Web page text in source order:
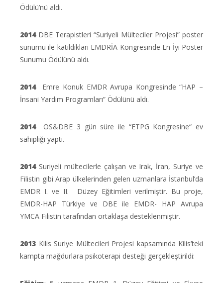
Ödülü’nü aldı.
2014DBE Terapistleri “Suriyeli Mülteciler Projesi” poster
sunumu ile katıldıkları EMDRİA Kongresinde En İyi Poster
Sunumu Ödülünü aldı.
2014Emre Konuk EMDR Avrupa Kongresinde “HAP –
İnsani Yardım Programları” Ödülünü aldı.
2014OS&DBE 3 gün süre ile “ETPG Kongresine“ ev
sahipliği yaptı.
2014Suriyeli mültecilerle çalışan ve Irak, İran, Suriye ve
Filistin gibi Arap ülkelerinden gelen uzmanlara İstanbul’da
EMDR I. ve II. Düzey Eğitimleri verilmiştir. Bu proje,
EMDR-HAP Türkiye ve DBE ile EMDR- HAP Avrupa
YMCA Filistin tarafından ortaklaşa desteklenmiştir.
2013 Kilis Suriye Mültecileri Projesi kapsamında Kilis’teki
kampta mağdurlara psikoterapi desteği gerçekleştirildi: